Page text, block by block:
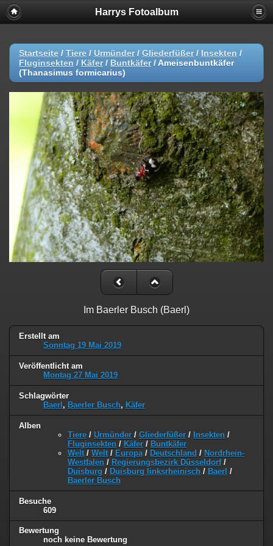
Harrys Fotoalbum
Startseite / Tiere / Urmünder/ Gliederfüßer/ Insekten /
Fluginsekten / Käfer/ Buntkäfer/ Ameisenbuntkäfer
(Thanasimus formicarius)
Im Baerler Busch (Baerl)
Erstellt am
Sonntag 19 Mai 2019
Veröffentlicht am
Montag 27 Mai 2019
Schlagwörter
Baerl , Baerler Busch, Käfer
Alben
Tiere / Urmünder / Gliederfüßer / Insekten /
Fluginsekten / Käfer / Buntkäfer
Welt / Welt / Europa / Deutschland / Nordrhein-
Westfalen / Regierungsbezirk Düsseldorf/
Duisburg / Duisburg linksrheinisch / Baerl /
Baerler Busch
Besuche
609
Bewertung
noch keine Bewertung